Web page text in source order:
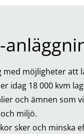
med möjligheter
idag 18 000 kvm
och ämnen som
miljö.
sker och minska